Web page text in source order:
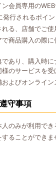
会員専用のWEB
行されるポイ
る、店舗でご
商品購入の際
あり、購入時
のサービスを受
よびオンライ
守事項
のみが利用で
ることができま